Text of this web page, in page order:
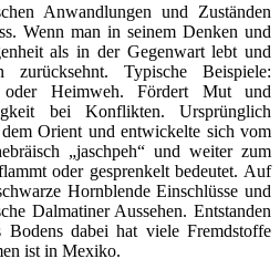
Anwandlungen und Zuständen
Wenn man in seinem Denken und
als in der Gegenwart lebt und
Typische Beispiele:
oder Heimweh. Fördert Mut und
bei Konflikten. Ursprünglich
Orient und entwickelte sich vom
„jaschpeh“ und weiter zum
oder gesprenkelt be­deutet. Auf
Hornblende Einschlüsse und
Dalmatiner Aussehen. Entstanden
dabei hat viele Fremdstoffe
ist in Mexiko.